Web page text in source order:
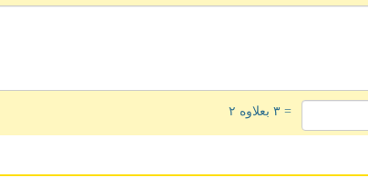
= ۳ بعلاوه ۲